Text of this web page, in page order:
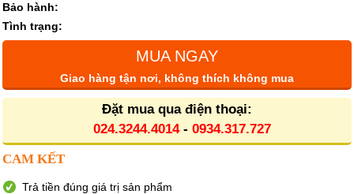
Bảo hành:
Tình trạng:
MUA NGAY
Giao hàng tận nơi, không thích không mua
Đặt mua qua điện thoại:
024.3244.4014- 0934.317.727
CAM KẾT
Trả tiền đúng giá trị sản phẩm